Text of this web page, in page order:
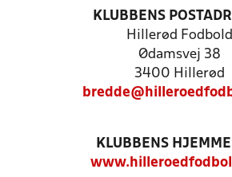
KLUBBENS
Hillerød Fodbold
Ødamsvej 38
3400 Hillerød
KLUBBENS